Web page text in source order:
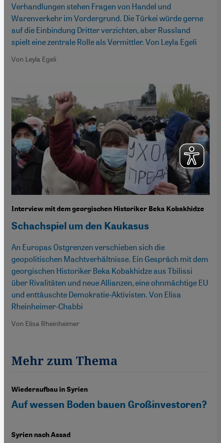
Verhandlungen stehen Fragen von Handel und
Warenverkehr im Vordergrund. Die Türkei würde gerne
auf die Einbindung Dritter verzichten, aber Russland
spielt eine zentrale Rolle als Vermittler. Von Leyla Egeli
Von Leyla Egeli
Interview mit dem georgischen Historiker Beka Kobakhidze
Schachspiel um den Kaukasus
An Europas Ostgrenzen verschieben sich die
geopolitischen Machtverhältnisse. Ein Gespräch mit dem
georgischen Historiker Beka Kobakhidze aus Tbilissi
über Rivalitäten und neue Allianzen, eine ohnmächtige EU
und enttäuschte Demokratie-Aktivisten. Von Elisa
Rheinheimer-Chabbi
Von Elisa Rheinheimer
Mehr zum Thema
Wiederaufbau in Syrien
Auf wessen Boden bauen Großinvestoren?
Syrien nach Assad